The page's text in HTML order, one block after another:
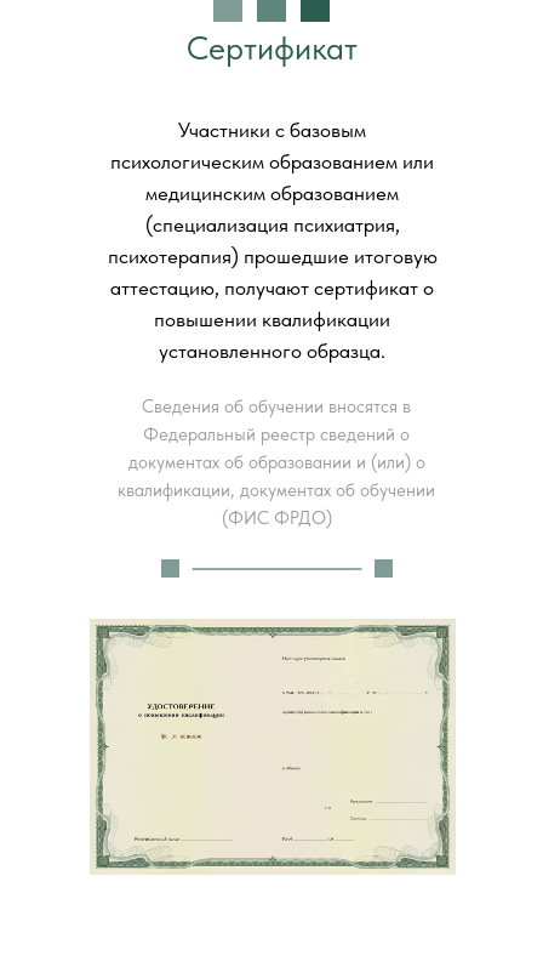
Сертификат
Участники с базовым
психологическим образованием или
медицинским образованием
(специализация психиатрия,
психотерапия) прошедшие итоговую
аттестацию, получают сертификат о
повышении квалификации
установленного образца.
Сведения об обучении вносятся в
Федеральный реестр сведений о
документах об образовании и (или) о
квалификации, документах об обучении
(ФИС ФРДО)